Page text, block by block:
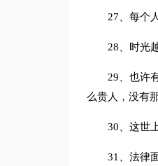
27、每个
28、时光
29、也许
么贵人，没有
30、这世
31、法律